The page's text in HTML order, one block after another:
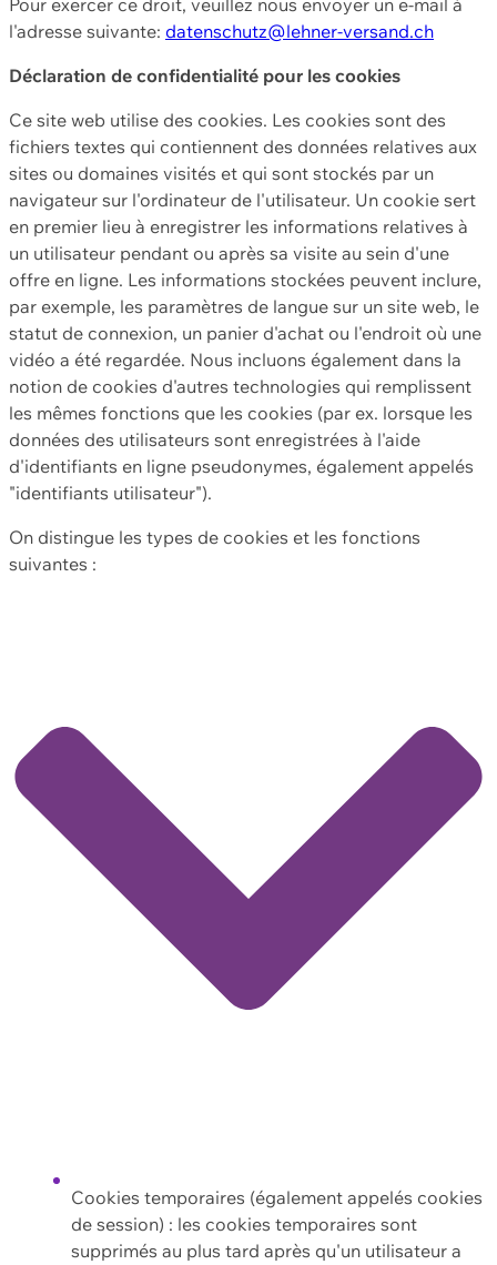
l'adresse suivante: datenschutz@lehner-versand.ch
Déclaration de confidentialité pour les cookies
Ce site web utilise des cookies. Les cookies sont des
fichiers textes qui contiennent des données relatives aux
sites ou domaines visités et qui sont stockés par un
navigateur sur l'ordinateur de l'utilisateur. Un cookie sert
en premier lieu à enregistrer les informations relatives à
un utilisateur pendant ou après sa visite au sein d'une
offre en ligne. Les informations stockées peuvent inclure,
par exemple, les paramètres de langue sur un site web, le
statut de connexion, un panier d'achat ou l'endroit où une
vidéo a été regardée. Nous incluons également dans la
notion de cookies d'autres technologies qui remplissent
les mêmes fonctions que les cookies (par ex. lorsque les
données des utilisateurs sont enregistrées à l'aide
d'identifiants en ligne pseudonymes, également appelés
"identifiants utilisateur").
On distingue les types de cookies et les fonctions
suivantes :
Cookies temporaires (également appelés cookies
de session) : les cookies temporaires sont
supprimés au plus tard après qu'un utilisateur a